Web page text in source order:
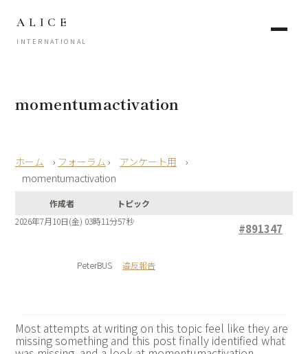
ALICE
INTERNATIONAL
momentumactivation
› フォーラム › アンケート用
›
momentumactivation
作成者
トピック
2026年7月10日(金) 03時11分57秒
#891347
PeterBUS 違反報告
Most attempts at writing on this topic feel like they are
missing something and this post finally identified what